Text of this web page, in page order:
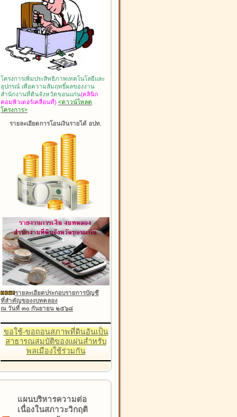
โครงการเพิ่มประสิทธิภาพเทคโนโลยีและ
อุปกรณ์ เพื่อความสัมฤทธิ์ผลของงาน
สำนักงานที่ดินจังหวัดขอนแก่น(คลินิก
คอมพิวเตอร์เคลื่อนที่) <ดาวน์โหลด
โครงการ>
รายละเอียดการโอนเงินรายได้ อปท.
รายละเอียดประกอบรายการบัญชี
ที่สำคัญของงบทดลอง
ณ วันที่ ๓๐ กันยายน ๒๕๖๘
ขอใช้-ขอถอนสภาพที่ดินอันเป็น
สาธารณสมบัติของแผ่นสำหรับ
พลเมืองใช้ร่วมกัน
แผนบริหารความต่อ
เนื่องในสภาวะวิกฤติ